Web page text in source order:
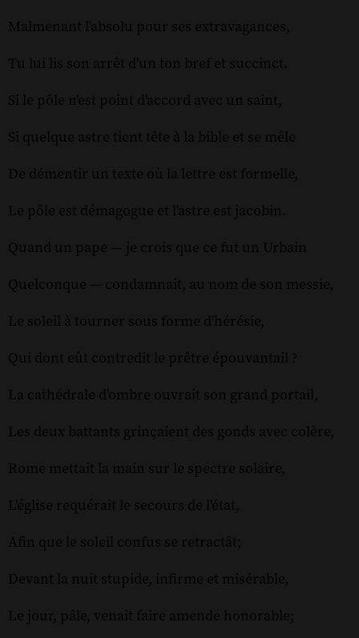
Malmenant l'absolu pour ses extravagances,
Tu lui lis son arrêt d'un ton bref et succinct.
Si le pôle n'est point d'accord avec un saint,
Si quelque astre tient tête à la bible et se mêle
De démentir un texte où la lettre est formelle,
Le pôle est démagogue et l'astre est jacobin.
Quand un pape — je crois que ce fut un Urbain
Quelconque — condamnait, au nom de son messie,
Le soleil à tourner sous forme d'hérésie,
Qui dont eût contredit le prêtre épouvantail ?
La cathédrale d'ombre ouvrait son grand portail,
Les deux battants grinçaient des gonds avec colère,
Rome mettait la main sur le spectre solaire,
L'église requérait le secours de l'état,
Afin que le soleil confus se retractât;
Devant la nuit stupide, infirme et misérable,
Le jour, pâle, venait faire amende honorable;